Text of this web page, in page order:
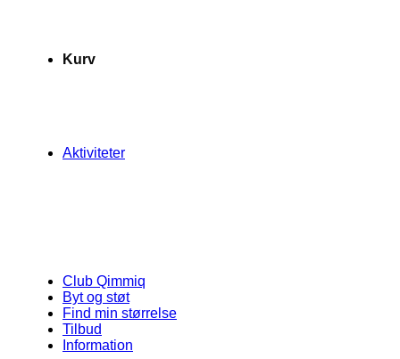
Kurv
Aktiviteter
Club Qimmiq
Byt og støt
Find min størrelse
Tilbud
Information